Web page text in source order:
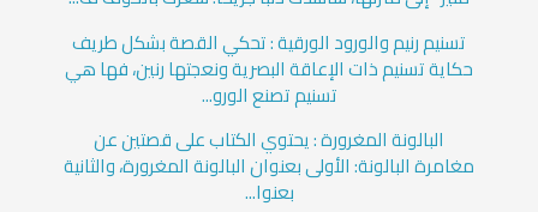
تسنيم رنيم والورود الورقية : تحكي القصة بشكل طريف
حكاية تسنيم ذات الإعاقة البصرية ونعجتها رنين، فها هي
تسنيم تصنع الورو...
البالونة المغرورة : يحتوي الكتاب على قصتين عن
مغامرة البالونة: الأولى بعنوان البالونة المغرورة، والثانية
بعنوا...